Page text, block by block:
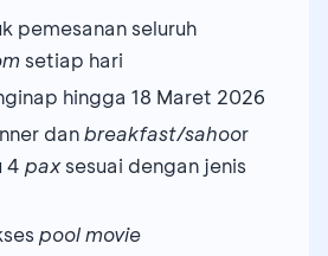
pemesanan seluruh
setiap hari
hingga 18 Maret 2026
danbreakfast/sahoor
4 paxsesuai dengan jenis
pool movie